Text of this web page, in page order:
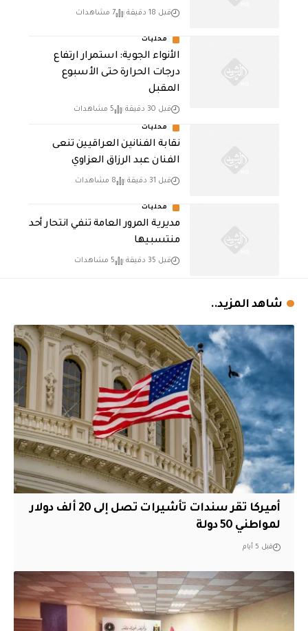
قبل 18 دقيقة 7 مشاهدات
محليات
الأنواء الجوية: استمرار ارتفاع
درجات الحرارة حتى الأسبوع
المقبل
قبل 30 دقيقة 5 مشاهدات
محليات
نقابة الفنانين العراقيين تنعى
الفنان عبد الرزاق العزاوي
قبل 31 دقيقة 8 مشاهدات
محليات
مديرية المرور العامة تنفي انتحار أحد
منتسبيها
قبل 35 دقيقة 5 مشاهدات
شاهد المزيد..
أميركا تقر سندات تأشيرات تصل إلى 20 ألف دولار
لمواطني 50 دولة
قبل 5 أيام